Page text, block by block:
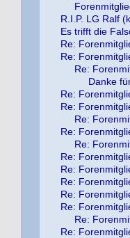
R.I.P. LG Ralf
Es trifft die
Re:
Re:
Re:
Danke
Re:
Re:
Re:
Re:
Re:
Re:
Re:
Re:
Re:
Re:
Re:
Re: